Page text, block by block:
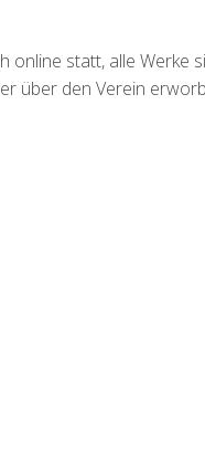
online statt, alle Werke
über den Verein